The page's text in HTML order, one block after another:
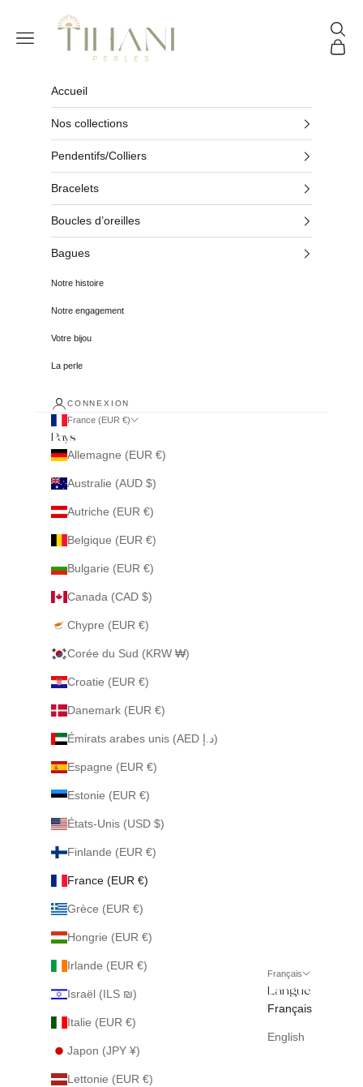
Tihani Perles
Menu
Panier
Accueil
Nos collections
Pendentifs/Colliers
Bracelets
Boucles d’oreilles
Bagues
Notre histoire
Notre engagement
Votre bijou
La perle
CONNEXION
France (EUR €)
Pays
Allemagne (EUR €)
Australie (AUD $)
Autriche (EUR €)
Belgique (EUR €)
Bulgarie (EUR €)
Canada (CAD $)
Chypre (EUR €)
Corée du Sud (KRW ₩)
Croatie (EUR €)
Danemark (EUR €)
Émirats arabes unis (AED د.إ)
Espagne (EUR €)
Estonie (EUR €)
États-Unis (USD $)
Finlande (EUR €)
France (EUR €)
Grèce (EUR €)
Hongrie (EUR €)
Irlande (EUR €)
Israël (ILS ₪)
Italie (EUR €)
Japon (JPY ¥)
Lettonie (EUR €)
Français
Langue
Français
English